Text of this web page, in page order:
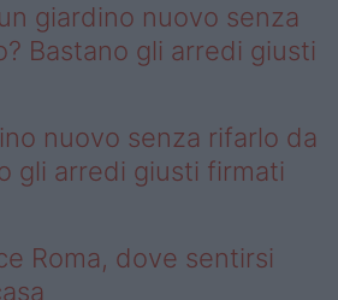
giardino nuovo senza
Bastano gli arredi giusti
nuovo senza rifarlo da
gli arredi giusti firmati
Roma, dove sentirsi